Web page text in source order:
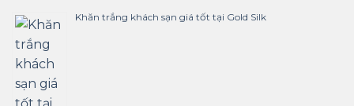
Khăn trắng khách sạn giá tốt tại Gold Silk